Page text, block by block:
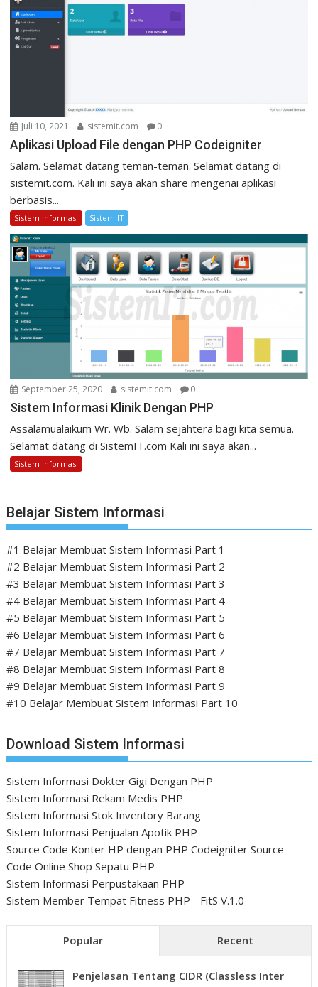
Juli 10, 2021 sistemit.com 0
Aplikasi Upload File dengan PHP Codeigniter
Salam. Selamat datang teman-teman. Selamat datang di
sistemit.com. Kali ini saya akan share mengenai aplikasi
berbasis...
Sistem Informasi Sistem IT
September 25, 2020 sistemit.com 0
Sistem Informasi Klinik Dengan PHP
Assalamualaikum Wr. Wb. Salam sejahtera bagi kita semua.
Selamat datang di SistemIT.com Kali ini saya akan...
Sistem Informasi
Belajar Sistem Informasi
#1 Belajar Membuat Sistem Informasi Part 1
#2 Belajar Membuat Sistem Informasi Part 2
#3 Belajar Membuat Sistem Informasi Part 3
#4 Belajar Membuat Sistem Informasi Part 4
#5 Belajar Membuat Sistem Informasi Part 5
#6 Belajar Membuat Sistem Informasi Part 6
#7 Belajar Membuat Sistem Informasi Part 7
#8 Belajar Membuat Sistem Informasi Part 8
#9 Belajar Membuat Sistem Informasi Part 9
#10 Belajar Membuat Sistem Informasi Part 10
Download Sistem Informasi
Sistem Informasi Dokter Gigi Dengan PHP
Sistem Informasi Rekam Medis PHP
Sistem Informasi Stok Inventory Barang
Sistem Informasi Penjualan Apotik PHP
Source Code Konter HP dengan PHP Codeigniter Source
Code Online Shop Sepatu PHP
Sistem Informasi Perpustakaan PHP
Sistem Member Tempat Fitness PHP - FitS V.1.0
Popular Recent
Penjelasan Tentang CIDR (Classless Inter